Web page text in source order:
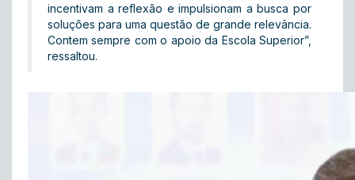
incentivam a reflexão e impulsionam a busca por
soluções para uma questão de grande relevância.
Contem sempre com o apoio da Escola Superior”,
ressaltou.